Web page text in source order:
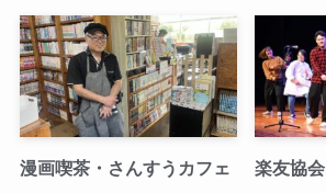
漫画喫茶・さんすうカフェ 楽友協